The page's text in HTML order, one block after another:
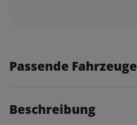
Passende Fahrzeuge
Beschreibung